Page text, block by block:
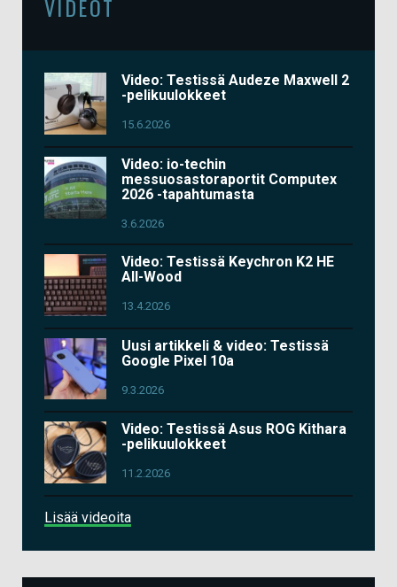
VIDEOT
Video: Testissä Audeze Maxwell 2
-pelikuulokkeet
15.6.2026
Video: io-techin
messuosastoraportit Computex
2026 -tapahtumasta
3.6.2026
Video: Testissä Keychron K2 HE
All-Wood
13.4.2026
Uusi artikkeli & video: Testissä
Google Pixel 10a
9.3.2026
Video: Testissä Asus ROG Kithara
-pelikuulokkeet
11.2.2026
Lisää videoita